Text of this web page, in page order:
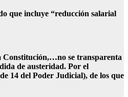
que incluye “reducción salarial
Constitución,…no se transparenta
de austeridad. Por el
14 del Poder Judicial), de los que